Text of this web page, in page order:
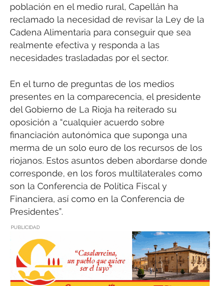
población en el medio rural, Capellán ha
reclamado la necesidad de revisar la Ley de la
Cadena Alimentaria para conseguir que sea
realmente efectiva y responda a las
necesidades trasladadas por el sector.
En el turno de preguntas de los medios
presentes en la comparecencia, el presidente
del Gobierno de La Rioja ha reiterado su
oposición a “cualquier acuerdo sobre
financiación autonómica que suponga una
merma de un solo euro de los recursos de los
riojanos. Estos asuntos deben abordarse donde
corresponde, en los foros multilaterales como
son la Conferencia de Política Fiscal y
Financiera, así como en la Conferencia de
Presidentes”.
PUBLICIDAD